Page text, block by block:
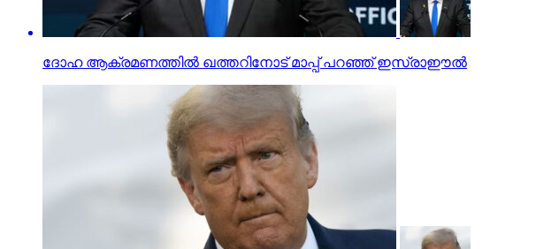
ദോഹ ആക്രമണത്തില്‍ ഖത്തറിനോട് മാപ്പ് പറഞ്ഞ് ഇസ്രാഈല്‍